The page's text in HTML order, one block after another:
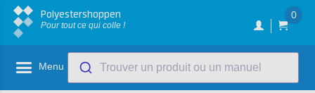
Polyestershoppen
Pour tout ce qui colle !
0
Menu Trouver un produit ou un manuel